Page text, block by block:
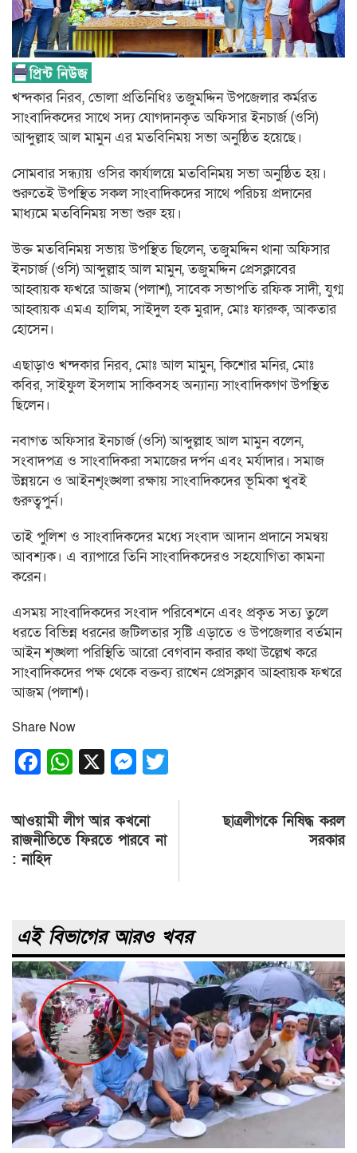
খন্দকার নিরব, ভোলা প্রতিনিধিঃ তজুমদ্দিন উপজেলার কর্মরত
সাংবাদিকদের সাথে সদ্য যোগদানকৃত অফিসার ইনচার্জ (ওসি)
আব্দুল্লাহ আল মামুন এর মতবিনিময় সভা অনুষ্ঠিত হয়েছে।
সোমবার সন্ধ্যায় ওসির কার্যালয়ে মতবিনিময় সভা অনুষ্ঠিত হয়।
শুরুতেই উপস্থিত সকল সাংবাদিকদের সাথে পরিচয় প্রদানের
মাধ্যমে মতবিনিময় সভা শুরু হয়।
উক্ত মতবিনিময় সভায় উপস্থিত ছিলেন, তজুমদ্দিন থানা অফিসার
ইনচার্জ (ওসি) আব্দুল্লাহ আল মামুন, তজুমদ্দিন প্রেসক্লাবের
আহ্বায়ক ফখরে আজম (পলাশ), সাবেক সভাপতি রফিক সাদী, যুগ্ম
আহ্বায়ক এমএ হালিম, সাইদুল হক মুরাদ, মোঃ ফারুক, আকতার
হোসেন।
এছাড়াও খন্দকার নিরব, মোঃ আল মামুন, কিশোর মনির, মোঃ
কবির, সাইফুল ইসলাম সাকিবসহ অন্যান্য সাংবাদিকগণ উপস্থিত
ছিলেন।
নবাগত অফিসার ইনচার্জ (ওসি) আব্দুল্লাহ আল মামুন বলেন,
সংবাদপত্র ও সাংবাদিকরা সমাজের দর্পন এবং মর্যাদার। সমাজ
উন্নয়নে ও আইনশৃংঙ্খলা রক্ষায় সাংবাদিকদের ভূমিকা খুবই
গুরুত্বপুর্ন।
তাই পুলিশ ও সাংবাদিকদের মধ্যে সংবাদ আদান প্রদানে সমন্বয়
আবশ্যক। এ ব্যাপারে তিনি সাংবাদিকদেরও সহযোগিতা কামনা
করেন।
এসময় সাংবাদিকদের সংবাদ পরিবেশনে এবং প্রকৃত সত্য তুলে
ধরতে বিভিন্ন ধরনের জটিলতার সৃষ্টি এড়াতে ও উপজেলার বর্তমান
আইন শৃঙ্খলা পরিস্থিতি আরো বেগবান করার কথা উল্লেখ করে
সাংবাদিকদের পক্ষ থেকে বক্তব্য রাখেন প্রেসক্লাব আহ্বায়ক ফখরে
আজম (পলাশ)।
Share Now
Facebook
WhatsApp
X Messenger
Post
navigation
আওয়ামী লীগ আর কখনো
রাজনীতিতে ফিরতে পারবে না
: নাহিদ
ছাত্রলীগকে নিষিদ্ধ করল
সরকার
এই বিভাগের আরও খবর